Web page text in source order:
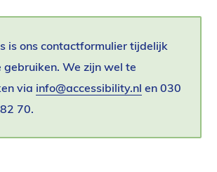
is ons contactformulier tijdelijk
gebruiken. We zijn wel te
via info@accessibility.nl (verzendt
en 030
70.